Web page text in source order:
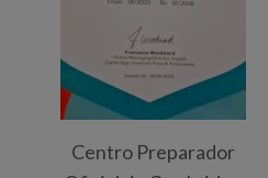
Centro Preparador